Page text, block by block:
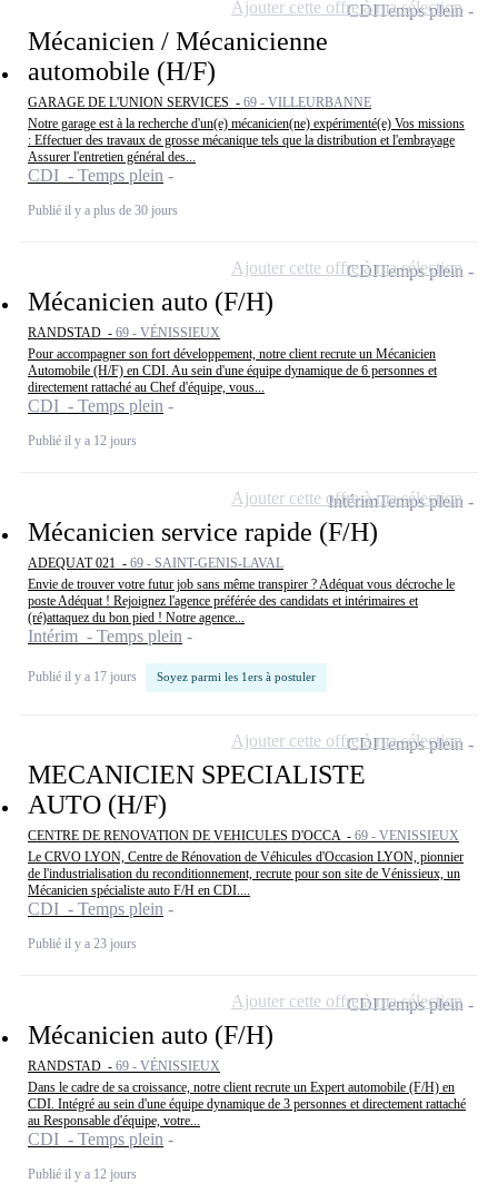
Mécanicien / Mécanicienne
automobile (H/F)
GARAGE DE L'UNION SERVICES - 69 - VILLEURBANNE
Notre garage est à la recherche d'un(e) mécanicien(ne) expérimenté(e) Vos missions
: Effectuer des travaux de grosse mécanique tels que la distribution et l'embrayage
Assurer l'entretien général des...
CDI - Temps plein
Publié il y a plus de 30 jours
CDITemps plein
Ajouter cette offre à ma sélection
Mécanicien auto (F/H)
RANDSTAD - 69 - VÉNISSIEUX
Pour accompagner son fort développement, notre client recrute un Mécanicien
Automobile (H/F) en CDI. Au sein d'une équipe dynamique de 6 personnes et
directement rattaché au Chef d'équipe, vous...
CDI - Temps plein
Publié il y a 12 jours
CDITemps plein
Ajouter cette offre à ma sélection
Mécanicien service rapide (F/H)
ADEQUAT 021 - 69 - SAINT-GENIS-LAVAL
Envie de trouver votre futur job sans même transpirer ? Adéquat vous décroche le
poste Adéquat ! Rejoignez l'agence préférée des candidats et intérimaires et
(ré)attaquez du bon pied ! Notre agence...
Intérim - Temps plein
Publié il y a 17 jours Soyez parmi les 1ers à postuler
IntérimTemps plein
Ajouter cette offre à ma sélection
MECANICIEN SPECIALISTE
AUTO (H/F)
CENTRE DE RENOVATION DE VEHICULES D'OCCA - 69 - VENISSIEUX
Le CRVO LYON, Centre de Rénovation de Véhicules d'Occasion LYON, pionnier
de l'industrialisation du reconditionnement, recrute pour son site de Vénissieux, un
Mécanicien spécialiste auto F/H en CDI....
CDI - Temps plein
Publié il y a 23 jours
CDITemps plein
Ajouter cette offre à ma sélection
Mécanicien auto (F/H)
RANDSTAD - 69 - VÉNISSIEUX
Dans le cadre de sa croissance, notre client recrute un Expert automobile (F/H) en
CDI. Intégré au sein d'une équipe dynamique de 3 personnes et directement rattaché
au Responsable d'équipe, votre...
CDI - Temps plein
Publié il y a 12 jours
CDITemps plein
Ajouter cette offre à ma sélection